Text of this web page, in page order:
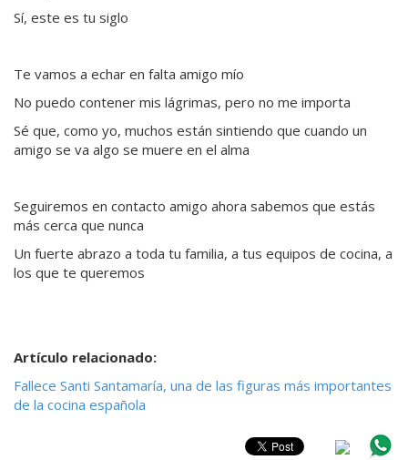
Sí, este es tu siglo
Te vamos a echar en falta amigo mío
No puedo contener mis lágrimas, pero no me importa
Sé que, como yo, muchos están sintiendo que cuando un
amigo se va algo se muere en el alma
Seguiremos en contacto amigo ahora sabemos que estás
más cerca que nunca
Un fuerte abrazo a toda tu familia, a tus equipos de cocina, a
los que te queremos
Artículo relacionado:
Fallece Santi Santamaría, una de las figuras más importantes
de la cocina española